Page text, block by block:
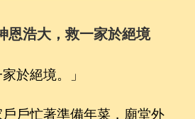
恩浩大，救一家於絕境
於絕境。」
戶忙著準備年菜，廟堂外